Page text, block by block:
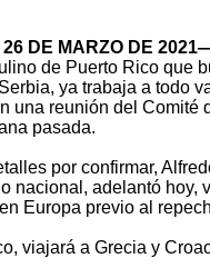
DE MARZO DE
de Puerto Rico que
ya trabaja a todo
una reunión del Comité
pasada.
por confirmar,
nacional, adelantó hoy,
Europa previo al
viajará a Grecia y